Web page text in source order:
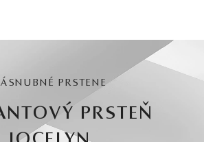
PRSTENE
PRSTEŇ